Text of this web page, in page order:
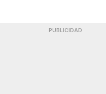
PUBLICIDAD